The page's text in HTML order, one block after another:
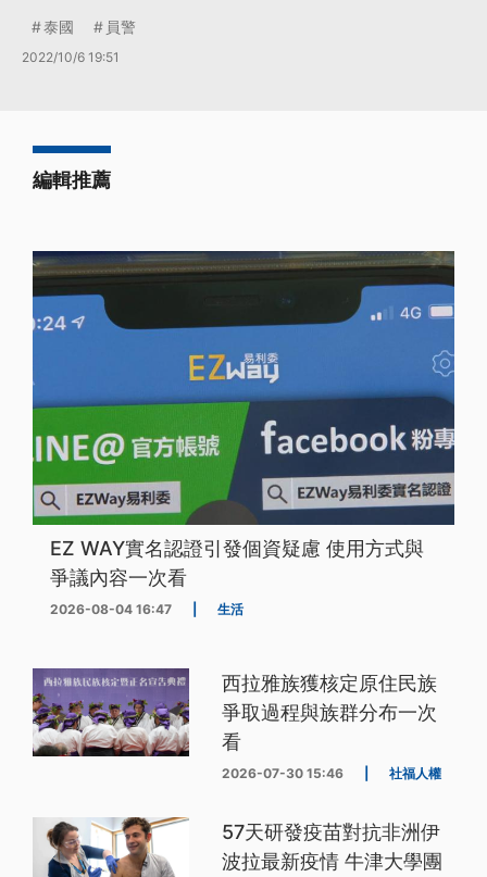
泰國 員警
2022/10/6 19:51
編輯推薦
EZ WAY實名認證引發個資疑慮 使用方式與
爭議內容一次看
2026-08-04 16:47 生活
西拉雅族獲核定原住民族
爭取過程與族群分布一次
看
2026-07-30 15:46 社福人權
57天研發疫苗對抗非洲伊
波拉最新疫情 牛津大學團